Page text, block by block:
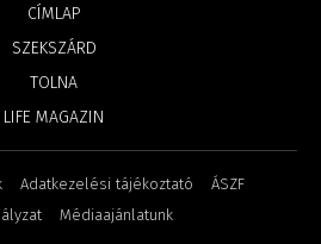
CÍMLAP
SZEKSZÁRD
TOLNA
LIFE MAGAZIN
Adatkezelési tájékoztató
ÁSZF
Médiaajánlatunk